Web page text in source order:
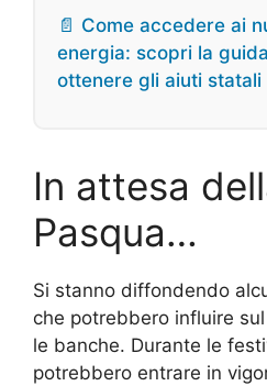
📄 Come accedere ai
energia: scopri la
ottenere gli aiuti statali
In attesa
Pasqua…
Si stanno diffondendo
che potrebbero influire
le banche. Durante le
potrebbero entrare in